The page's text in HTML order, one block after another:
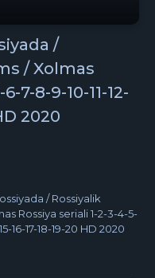
/
/ Xolmas
7-8-9-10-11-12-
2020
/ Rossiyalik
Rossiya seriali 1-2-3-4-5-
16-17-18-19-20 HD 2020